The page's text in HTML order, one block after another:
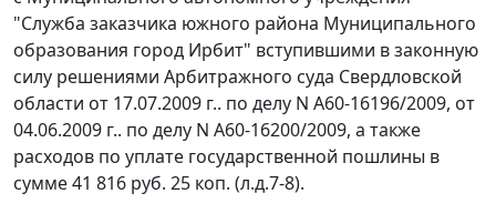
"Служба заказчика южного района Муниципального
образования город Ирбит" вступившими в законную
силу решениями Арбитражного суда Свердловской
области от 17.07.2009 г.. по делу N А60-16196/2009, от
04.06.2009 г.. по делу N А60-16200/2009, а также
расходов по уплате государственной пошлины в
сумме 41 816 руб. 25 коп. (л.д.7-8).